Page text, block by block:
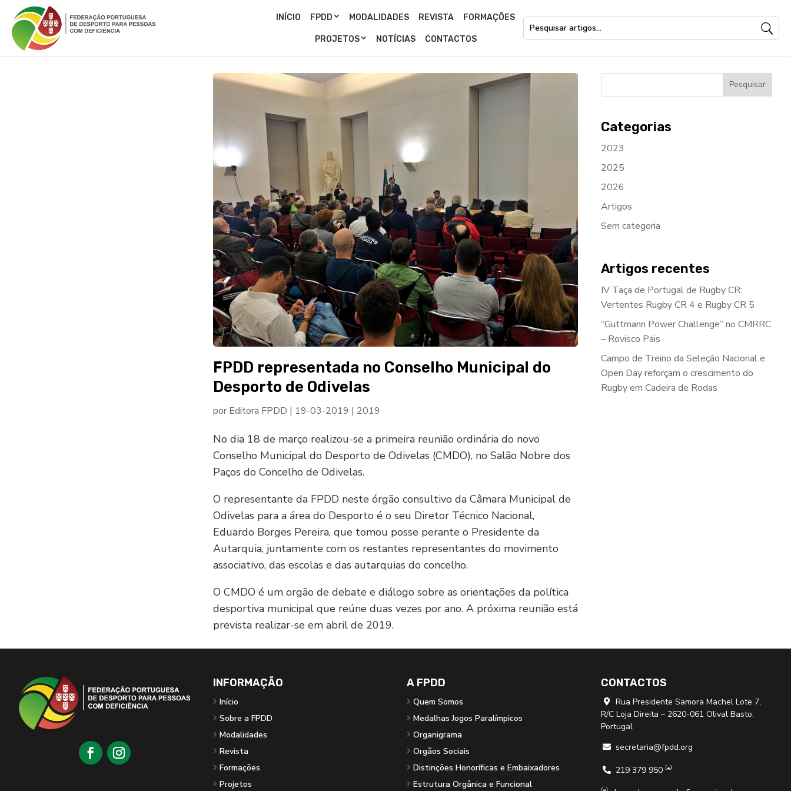
INÍCIO FPDD MODALIDADES REVISTA FORMAÇÕES
PROJETOS NOTÍCIAS CONTACTOS
FPDD representada no Conselho Municipal do
Desporto de Odivelas
por Editora FPDD | 19-03-2019 | 2019
No dia 18 de março realizou-se a primeira reunião ordinária do novo
Conselho Municipal do Desporto de Odivelas (CMDO), no Salão Nobre dos
Paços do Concelho de Odivelas.
O representante da FPDD neste órgão consultivo da Câmara Municipal de
Odivelas para a área do Desporto é o seu Diretor Técnico Nacional,
Eduardo Borges Pereira, que tomou posse perante o Presidente da
Autarquia, juntamente com os restantes representantes do movimento
associativo, das escolas e das autarquias do concelho.
O CMDO é um orgão de debate e diálogo sobre as orientações da política
desportiva municipal que reúne duas vezes por ano. A próxima reunião está
prevista realizar-se em abril de 2019.
Categorias
2023
2025
2026
Artigos
Sem categoria
Artigos recentes
IV Taça de Portugal de Rugby CR:
Vertentes Rugby CR 4 e Rugby CR 5
“Guttmann Power Challenge” no CMRRC
– Rovisco Pais
Campo de Treino da Seleção Nacional e
Open Day reforçam o crescimento do
Rugby em Cadeira de Rodas
INFORMAÇÃO
Início
Sobre a FPDD
Modalidades
Revista
Formações
Projetos
A FPDD
Quem Somos
Medalhas Jogos Paralímpicos
Organigrama
Orgãos Sociais
Distinções Honoríficas e Embaixadores
Estrutura Orgânica e Funcional
CONTACTOS

Rua Presidente Samora Machel Lote 7,
R/C Loja Direita – 2620-061 Olival Basto,
Portugal
 secretaria@fpdd.org

219 379 950 ⁽*⁾